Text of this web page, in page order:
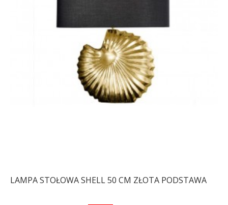
LAMPA STOŁOWA SHELL 50 CM ZŁOTA PODSTAWA